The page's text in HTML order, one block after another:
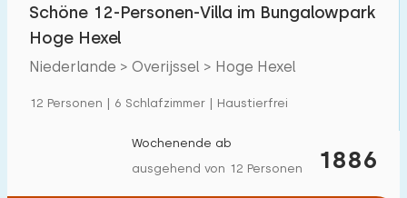
Schöne 12-Personen-Villa im Bungalowpark
Hoge Hexel
Niederlande > Overijssel > Hoge Hexel
12 Personen | 6 Schlafzimmer | Haustierfrei
1886
Wochenende ab
ausgehend von 12 Personen